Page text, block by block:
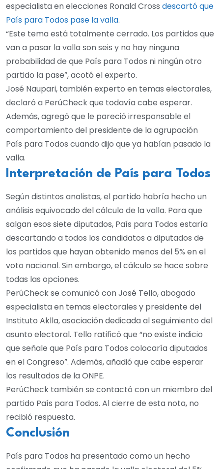
especialista en elecciones Ronald Cross descartó que
País para Todos pase la valla.
“Este tema está totalmente cerrado. Los partidos que
van a pasar la valla son seis y no hay ninguna
probabilidad de que País para Todos ni ningún otro
partido la pase”, acotó el experto.
José Naupari, también experto en temas electorales,
declaró a PerúCheck que todavía cabe esperar.
Además, agregó que le pareció irresponsable el
comportamiento del presidente de la agrupación
País para Todos cuando dijo que ya habían pasado la
valla.
Interpretación de País para Todos
Según distintos analistas, el partido habría hecho un
análisis equivocado del cálculo de la valla. Para que
salgan esos siete diputados, País para Todos estaría
descartando a todos los candidatos a diputados de
los partidos que hayan obtenido menos del 5% en el
voto nacional. Sin embargo, el cálculo se hace sobre
todas las opciones.
PerúCheck se comunicó con José Tello, abogado
especialista en temas electorales y presidente del
Instituto Aklla, asociación dedicada al seguimiento del
asunto electoral. Tello ratificó que “no existe indicio
que señale que País para Todos colocaría diputados
en el Congreso”. Además, añadió que cabe esperar
los resultados de la ONPE.
PerúCheck también se contactó con un miembro del
partido País para Todos. Al cierre de esta nota, no
recibió respuesta.
Conclusión
País para Todos ha presentado como un hecho